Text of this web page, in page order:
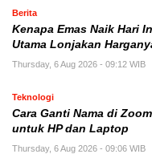
Berita
Kenapa Emas Naik Hari
Utama Lonjakan
Thursday, 6 Aug 2026 - 09:12 WIB
Teknologi
Cara Ganti Nama di
untuk HP dan Laptop
Thursday, 6 Aug 2026 - 09:06 WIB